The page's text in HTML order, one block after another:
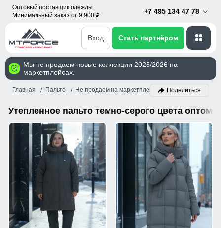
Оптовый поставщик одежды.
Минимальный заказ от 9 900 p
+7 495 134 47 78
Вход Стать партнёром
Мы не продаем новые коллекции 2025/2026 на
маркетплейсах.
Главная Пальто Не продаем на маркетплейсах! Утепленное
Поделиться
Утепленное пальто темно-серого цвета оптом